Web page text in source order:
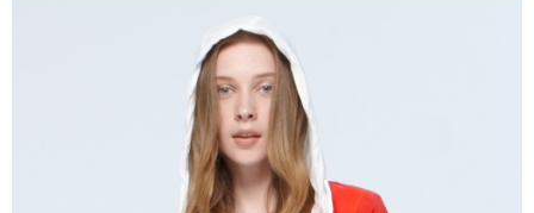
１．透過由恩沛科技股份有限公司提供之「AFTEE先享後付」服務完成之交
易，需依本服務之必要範圍內提供個人資料，並將交易相關給付款項請求債
權轉讓予恩沛科技股份有限公司。
２．關於個人資料處理事宜，請瀏覽以下網址：
https://aftee.tw/terms/#terms3
３．未成年的使用者請事先徵得法定代理人或監護人之同意方可使用
「AFTEE先享後付」，若未經同意申辦者引起之損失，本公司不負相關責
４．使用「AFTEE先享後付」時，將依據個別帳號之用戶狀況，依本公司即